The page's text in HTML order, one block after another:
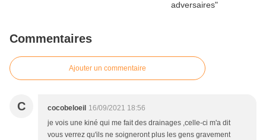
Commentaires
Ajouter un commentaire
C cocobeloeil 16/09/2021 18:56
je vois une kiné qui me fait des drainages ,celle-ci m'a dit
vous verrez qu'ils ne soigneront plus les gens gravement